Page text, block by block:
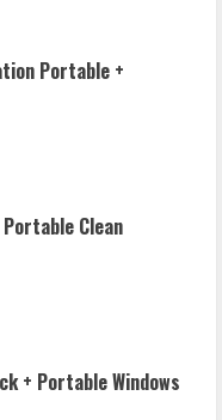
Portable +
Portable Clean
+ Portable Windows